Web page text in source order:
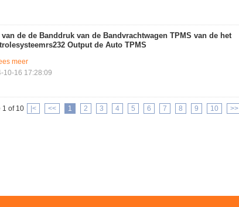
van de de Banddruk van de Bandvrachtwagen TPMS van de het
Output de Auto TPMS
meer
10-16 17:28:09
1 of 10 |< << 1 2 3 4 5 6 7 8 9 10 >>